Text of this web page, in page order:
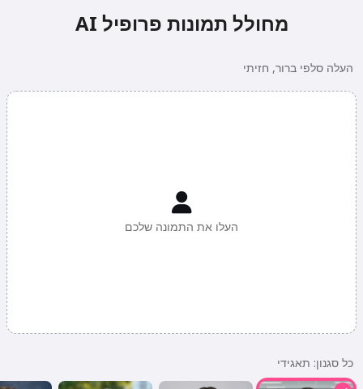
מחולל תמונות פרופיל AI
העלה סלפי ברור, חזיתי
העלו את התמונה שלכם
כל סגנון: תאגידי